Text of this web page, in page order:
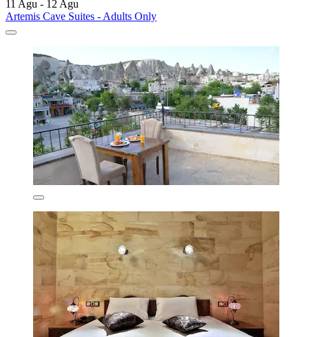
11 Agu - 12 Agu
Artemis Cave Suites - Adults Only